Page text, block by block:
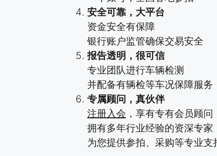
安全可靠，大平台
资金安全有保障
银行账户监管确保交易安全
报告透明，很可信
专业团队进行车辆检测
并配备有辆检等车况保障服务
专属顾问，真伙伴
注册入会 ，享有专有会员顾问
拥有多年行业经验的资深专家
为您提供参拍、采购等专业支